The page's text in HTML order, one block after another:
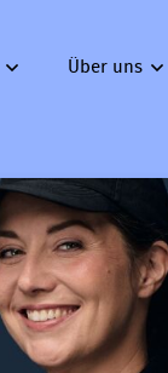
Über uns